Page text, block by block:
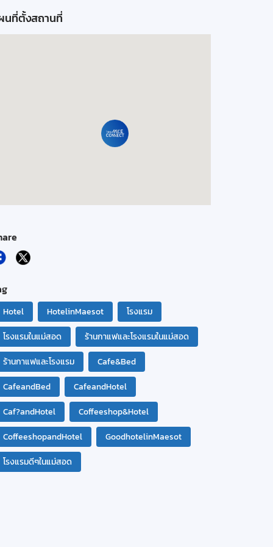
นที่ตั้งสถานที่
Hotel HotelinMaesot
โรงแรม
โรงแรมในแม่สอด
ร้านกาแฟและโรงแรมในแม่สอด
ร้านกาแฟและโรงแรม
Cafe&Bed
CafeandBed
CafeandHotel
Caf?andHotel
Coffeeshop&Hotel
CoffeeshopandHotel
GoodhotelinMaesot
โรงแรมดีๆในแม่สอด